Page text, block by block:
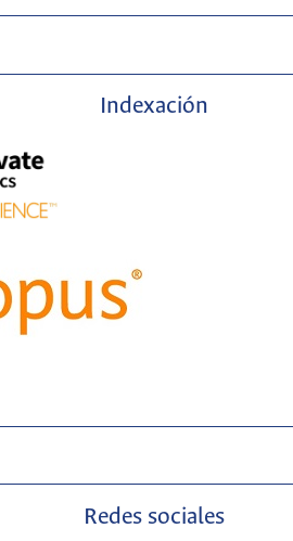
Indexación
Redes sociales